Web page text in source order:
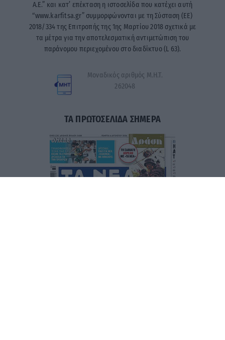
A.E.” και κατ’ επέκταση η ιστοσελίδα που κατέχει αυτή
“www.karfitsa.gr” συμμορφώνονται με τη Σύσταση (ΕΕ)
2018/334 της Επιτροπής της 1ης Μαρτίου 2018 σχετικά με
τα μέτρα για την αποτελεσματική αντιμετώπιση του
παράνομου περιεχομένου στο διαδίκτυο (L 63).
Μοναδικός αριθμός Μ.Η.Τ.
262048
ΤΑ ΠΡΩΤΟΣΕΛΙΔΑ ΣΗΜΕΡΑ